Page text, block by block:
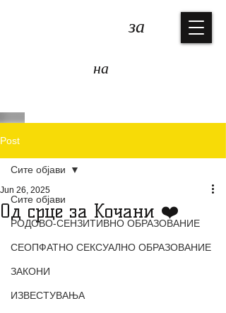
за
на
Post
Сите објави
РОДОВО-СЕНЗИТИВНО ОБРАЗОВАНИЕ
СЕОПФАТНО СЕКСУАЛНО ОБРАЗОВАНИЕ
ЗАКОНИ
ИЗВЕСТУВАЊА
Сите објави
Од срце за Кочани ❤️
Jun 26, 2025